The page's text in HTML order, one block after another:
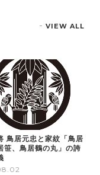
VIEW ALL
鳥居元忠と家紋「鳥居
笹、鳥居鶴の丸」の誇